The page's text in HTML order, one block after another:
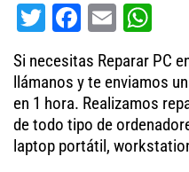
T
tt
er
Fa
ce
bo
ok
E
ail
ha
ts
A
pp
Si necesitas Reparar PC
llámanos y te enviamos
en 1 hora. Realizamos
de todo tipo de
laptop portátil,